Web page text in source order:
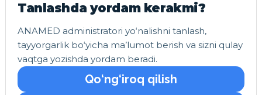
Tanlashda yordam kerakmi?
ANAMED administratori yo‘nalishni tanlash,
tayyorgarlik bo‘yicha ma’lumot berish va sizni qulay
vaqtga yozishda yordam beradi.
Qo‘ng‘iroq qilish